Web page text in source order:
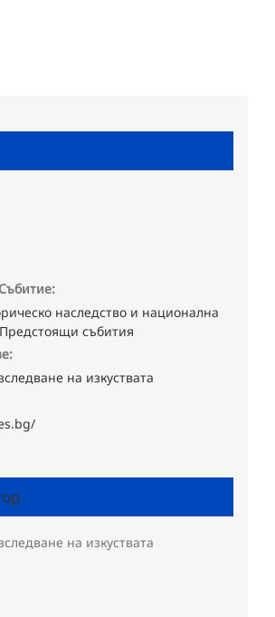
наследство и национална
Предстоящи събития
на изкуствата
на изкуствата